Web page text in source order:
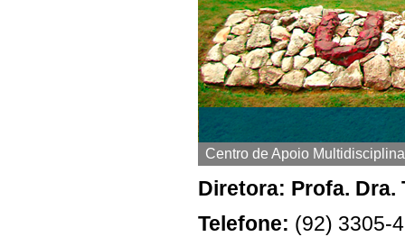
Centro de Apoio
Diretora: Profa. Dra.
Telefone: (92) 3305-